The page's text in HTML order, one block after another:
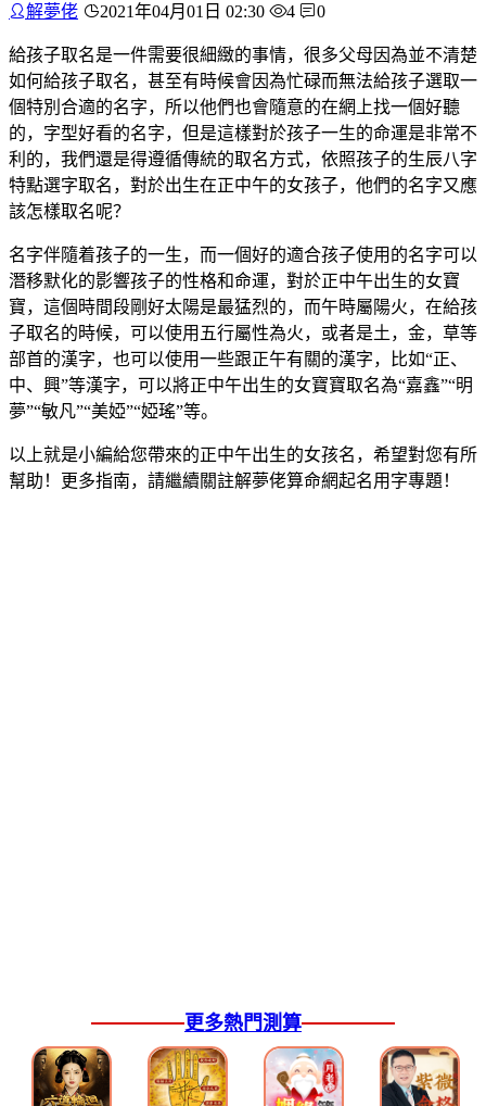
解夢佬 2021年04月01日 02:30 4 0
給孩子取名是一件需要很細緻的事情，很多父母因為並不清楚
如何給孩子取名，甚至有時候會因為忙碌而無法給孩子選取一
個特別合適的名字，所以他們也會隨意的在網上找一個好聽
的，字型好看的名字，但是這樣對於孩子一生的命運是非常不
利的，我們還是得遵循傳統的取名方式，依照孩子的生辰八字
特點選字取名，對於出生在正中午的女孩子，他們的名字又應
該怎樣取名呢？
名字伴隨着孩子的一生，而一個好的適合孩子使用的名字可以
潛移默化的影響孩子的性格和命運，對於正中午出生的女寶
寶，這個時間段剛好太陽是最猛烈的，而午時屬陽火，在給孩
子取名的時候，可以使用五行屬性為火，或者是土，金，草等
部首的漢字，也可以使用一些跟正午有關的漢字，比如“正、
中、興”等漢字，可以將正中午出生的女寶寶取名為“嘉鑫”“明
夢”“敏凡”“美婭”“婭瑤”等。
以上就是小編給您帶來的正中午出生的女孩名，希望對您有所
幫助！更多指南，請繼續關註解夢佬算命網起名用字專題！
更多熱門測算